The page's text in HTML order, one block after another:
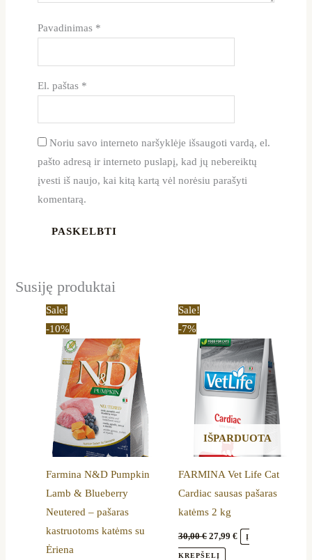
Pavadinimas *
El. paštas *
Noriu savo interneto naršyklėje išsaugoti vardą, el.
pašto adresą ir interneto puslapį, kad jų nebereiktų
įvesti iš naujo, kai kitą kartą vėl norėsiu parašyti
komentarą.
Susiję produktai
Sale!
-10%
Farmina N&D Pumpkin
Lamb & Blueberry
Neutered – pašaras
kastruotoms katėms su
Ėriena
through
72,99 €
has
multiple
variants.
The
options
may
be
chosen
on
the
product
Sale!
-7%
IŠPARDUOTA
FARMINA Vet Life Cat
Cardiac sausas pašaras
katėms 2 kg
30,00€
30,00 €.
27,99 €
27,99 €.
Į
KREPŠELĮ